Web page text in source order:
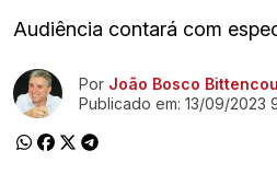
Audiência contará com
Ir direto pra matéria
Por João Bosco
Publicado em: 13/09/2023